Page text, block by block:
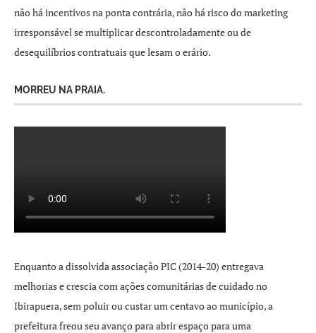
não há incentivos na ponta contrária, não há risco do marketing
irresponsável se multiplicar descontroladamente ou de
desequilíbrios contratuais que lesam o erário.
MORREU NA PRAIA.
Enquanto a dissolvida associação PIC (2014-20) entregava
melhorias e crescia com ações comunitárias de cuidado no
Ibirapuera, sem poluir ou custar um centavo ao município, a
prefeitura freou seu avanço para abrir espaço para uma